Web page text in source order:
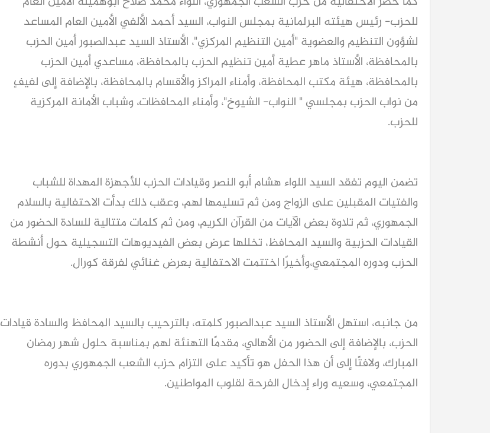
للحزب- رئيس هيئته البرلمانية بمجلس النواب، السيد أحمد الألفي الأمين العام المساعد
لشؤون التنظيم والعضوية "أمين التنظيم المركزي"، الأستاذ السيد عبدالصبور أمين الحزب
بالمحافظة، الأستاذ ماهر عطية أمين تنظيم الحزب بالمحافظة، مساعدي أمين الحزب
بالمحافظة، هيئة مكتب المحافظة، وأمناء المراكز والأقسام بالمحافظة، بالإضافة إلى لفيفٍ
من نواب الحزب بمجلسي " النواب- الشيوخ"، وأمناء المحافظات، وشباب الأمانة المركزية
للحزب.
تضمن اليوم تفقد السيد اللواء هشام أبو النصر وقيادات الحزب للأجهزة المهداة للشباب
والفتيات المقبلين على الزواج ومن ثم تسليمها لهم، وعقب ذلك بدأت الاحتفالية بالسلام
الجمهوري، ثم تلاوة بعض الآيات من القرآن الكريم، ومن ثم كلمات متتالية للسادة الحضور من
القيادات الحزبية والسيد المحافظ، تخللها عرض بعض الفيديوهات التسجيلية حول أنشطة
الحزب ودوره المجتمعي،وأخيرًا اختتمت الاحتفالية بعرض غنائي لفرقة كورال.
من جانبه، استهل الأستاذ السيد عبدالصبور كلمته، بالترحيب بالسيد المحافظ والسادة قيادات
الحزب، بالإضافة إلى الحضور من الأهالي، مقدمًا التهنئة لهم بمناسبة حلول شهر رمضان
المبارك، ولافتًا إلى أن هذا الحفل هو تأكيد على التزام حزب الشعب الجمهوري بدوره
المجتمعي، وسعيه وراء إدخال الفرحة لقلوب المواطنين.